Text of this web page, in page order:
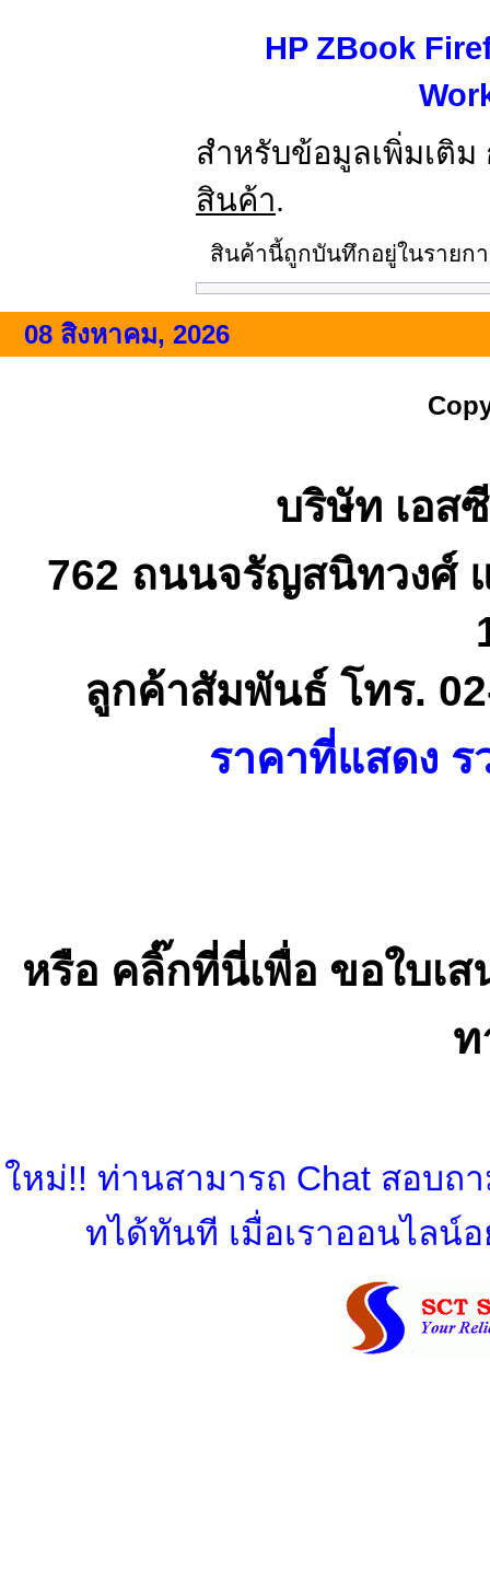
HP ZBook
สำหรับข้อมูลเพิ่มเติ
สินค้า.
สินค้านี้ถูกบันทึกอยู่ในรายก
08 สิงหาคม, 2026
บริษัท เอส
762 ถนนจรัญสนิทวงศ์
ลูกค้าสัมพันธ์ โทร.
ราคาที่แสดง
หรือ คลิ๊กที่นี่เพื่อ ขอใบเ
ท
ใหม่!! ท่านสามารถ Chat สอบถ
ทได้ทันที เมื่อเราออนไลน์